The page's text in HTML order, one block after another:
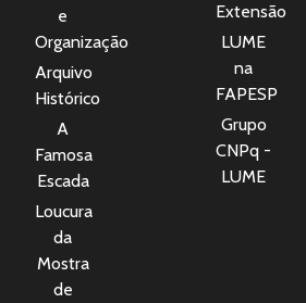
e
Organização
Arquivo
Histórico
A
Famosa
Escada
Loucura
da
Mostra
de
Extensão
LUME
na
FAPESP
Grupo
CNPq -
LUME